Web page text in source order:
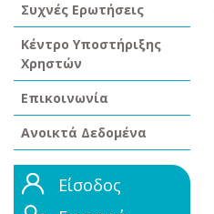
Συχνές Ερωτήσεις
Κέντρο Υποστήριξης
Χρηστών
Επικοινωνία
Ανοικτά Δεδομένα
Είσοδος